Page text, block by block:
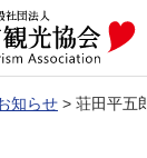
知らせ > 荘田平五